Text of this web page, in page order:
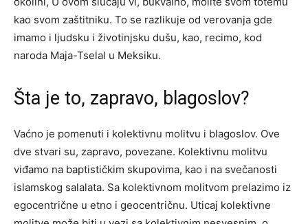
kao svom zaštitniku. To se razlikuje od verovanja gde
imamo i ljudsku i životinjsku dušu, kao, recimo, kod
naroda Maja-Tselal u Meksiku.
Šta je to, zapravo, blagoslov?
Vaćno je pomenuti i kolektivnu molitvu i blagoslov. Ove
dve stvari su, zapravo, povezane. Kolektivnu molitvu
viđamo na baptističkim skupovima, kao i na svečanosti
islamskog salalata. Sa kolektivnom molitvom prelazimo iz
egocentrične u etno i geocentričnu. Uticaj kolektivne